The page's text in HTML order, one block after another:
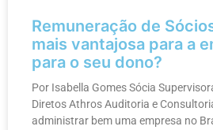
Remuneração de
mais vantajosa para a
para o seu dono?
Por Isabella Gomes Sócia
Diretos Athros Auditoria e
administrar bem uma empresa no